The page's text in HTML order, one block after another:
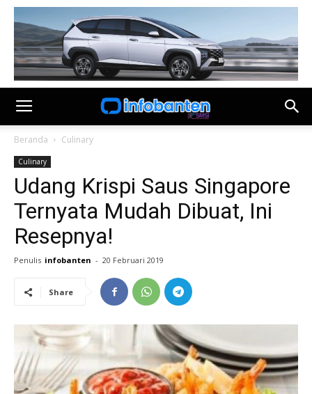
Beranda Culinary
Culinary
Udang Krispi Saus Singapore
Ternyata Mudah Dibuat, Ini
Resepnya!
Penulis infobanten - 20 Februari 2019
Share